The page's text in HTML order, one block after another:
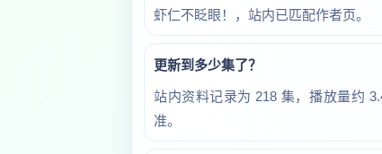
虾仁不眨眼！，站内已匹配作者页。
更新到多少集了？
站内资料记录为 218 集，播放量约
准。